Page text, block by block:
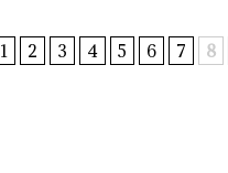
1 2 3 4 5 6 7 8